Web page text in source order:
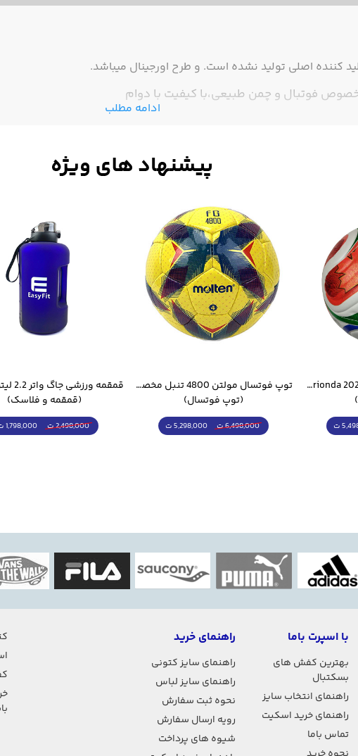
کننده اصلی تولید نشده است. و طرح اورجینال میباشد.
فوتبال و چمن طبیعی،با کیفیت با دوام
ادامه مطلب
توپ فوتبال جام جهانی 2026 Trionda مشابه اورجینال
ت
توپ فوتسال مولتن 4800 تنبل مخصوص سالن
(توپ فوتسال)
6,498,000 ت 5,298,000 ت
(قمقمه و فلاسک)
2,498,000 ت 1,798,000 ت
با اسپرت باما
بهترین کفش های
بسکتبال
راهنمای انتخاب سایز
راهنمای خرید اسکیت
تماس باما
راهنمای خرید
راهنمای سایز کتونی
راهنمای سایز لباس
نحوه ثبت سفارش
رویه ارسال سفارش
شیوه های پرداخت